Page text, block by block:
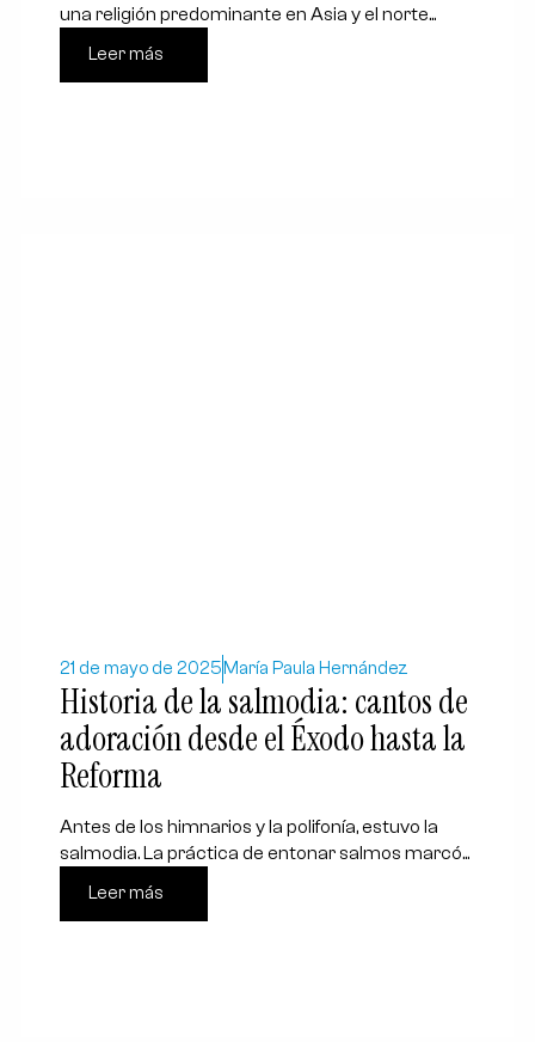
una religión predominante en Asia y el norte...
Leer más
21 de mayo de 2025 María Paula Hernández
Historia de la salmodia: cantos de
adoración desde el Éxodo hasta la
Reforma
Antes de los himnarios y la polifonía, estuvo la
salmodia. La práctica de entonar salmos marcó...
Leer más